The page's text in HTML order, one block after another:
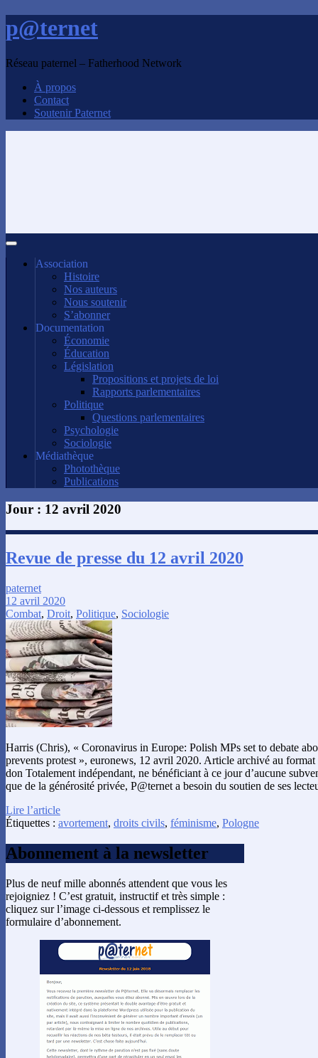
p@ternet
Réseau paternel – Fatherhood Network
À propos
Contact
Soutenir Paternet
Association
Histoire
Nos auteurs
Nous soutenir
S’abonner
Documentation
Économie
Éducation
Législation
Propositions et projets de loi
Rapports parlementaires
Politique
Questions parlementaires
Psychologie
Sociologie
Médiathèque
Photothèque
Publications
Jour : 12 avril 2020
Revue de presse du 12 avril 2020
paternet
12 avril 2020
Combat, Droit, Politique, Sociologie
Harris (Chris), « Coronavirus in Europe: Polish MPs set to debate
prevents protest », euronews, 12 avril 2020. Article archivé au
don Totalement indépendant, ne bénéficiant à ce jour d’aucune
que de la générosité privée, P@ternet a besoin du soutien de ses
Lire l’article
Étiquettes : avortement, droits civils, féminisme, Pologne
Abonnement à la newsletter
Plus de neuf mille abonnés attendent que vous les
rejoigniez ! C’est gratuit, instructif et très simple :
cliquez sur l’image ci-dessous et remplissez le
formulaire d’abonnement.